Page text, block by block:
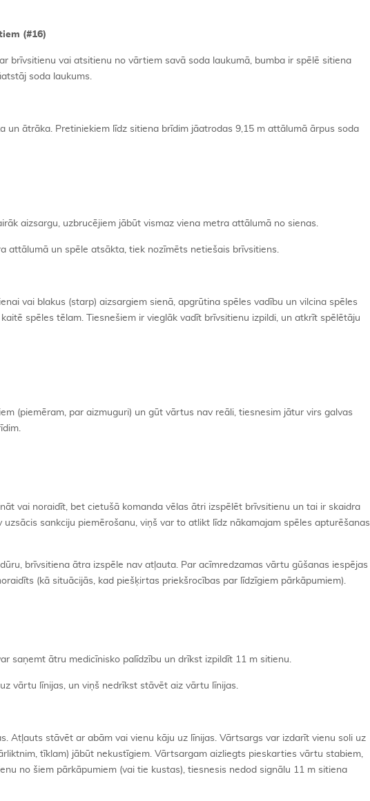
(#16)
brīvsitienu vai atsitienu no vārtiem savā soda laukumā, bumba ir spēlē sitiena
soda laukums.
un ātrāka. Pretiniekiem līdz sitiena brīdim jāatrodas 9,15 m attālumā ārpus soda
aizsargu, uzbrucējiem jābūt vismaz viena metra attālumā no sienas.
attālumā un spēle atsākta, tiek nozīmēts netiešais brīvsitiens.
vai blakus (starp) aizsargiem sienā, apgrūtina spēles vadību un vilcina spēles
spēles tēlam. Tiesnešiem ir vieglāk vadīt brīvsitienu izpildi, un atkrīt spēlētāju
(piemēram, par aizmuguri) un gūt vārtus nav reāli, tiesnesim jātur virs galvas
vai noraidīt, bet cietušā komanda vēlas ātri izspēlēt brīvsitienu un tai ir skaidra
sankciju piemērošanu, viņš var to atlikt līdz nākamajam spēles apturēšanas
brīvsitiena ātra izspēle nav atļauta. Par acīmredzamas vārtu gūšanas iespējas
(kā situācijās, kad piešķirtas priekšrocības par līdzīgiem pārkāpumiem).
saņemt ātru medicīnisko palīdzību un drīkst izpildīt 11 m sitienu.
vārtu līnijas, un viņš nedrīkst stāvēt aiz vārtu līnijas.
Atļauts stāvēt ar abām vai vienu kāju uz līnijas. Vārtsargs var izdarīt vienu soli uz
tīklam) jābūt nekustīgiem. Vārtsargam aizliegts pieskarties vārtu stabiem,
no šiem pārkāpumiem (vai tie kustas), tiesnesis nedod signālu 11 m sitiena